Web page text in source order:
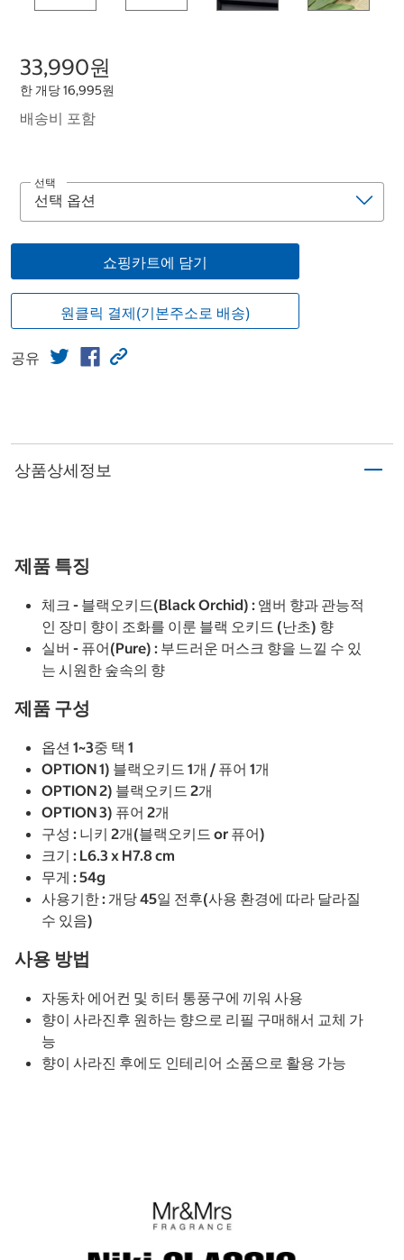
33,990원
한 개당 16,995원
배송비 포함
선택
쇼핑카트에 담기
원클릭 결제(기본주소로 배송)
공유
상품상세정보
제품 특징
체크 - 블랙오키드(Black Orchid) : 앰버 향과 관능적
인 장미 향이 조화를 이룬 블랙 오키드 (난초) 향
실버 - 퓨어(Pure) : 부드러운 머스크 향을 느낄 수 있
는 시원한 숲속의 향
제품 구성
옵션 1~3중 택 1
OPTION 1) 블랙오키드 1개 / 퓨어 1개
OPTION 2) 블랙오키드 2개
OPTION 3) 퓨어 2개
구성 : 니키 2개(블랙오키드 or 퓨어)
크기 : L6.3 x H7.8 cm
무게 : 54g
사용기한 : 개당 45일 전후(사용 환경에 따라 달라질
수 있음)
사용 방법
자동차 에어컨 및 히터 통풍구에 끼워 사용
향이 사라진후 원하는 향으로 리필 구매해서 교체 가
능
향이 사라진 후에도 인테리어 소품으로 활용 가능